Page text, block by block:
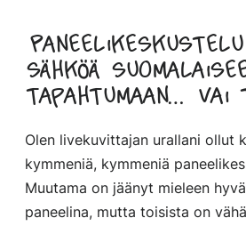
sähköä
tapahtumaan… Vai
Olen livekuvittajan urallani ollut
kymmeniä, kymmeniä
Muutama on jäänyt mieleen
paneelina, mutta toisista on